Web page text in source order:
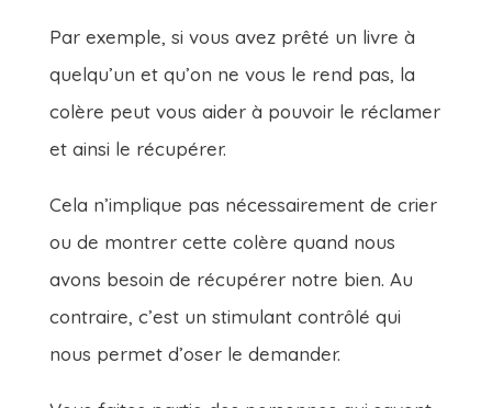
Par exemple, si vous avez prêté un livre à
quelqu’un et qu’on ne vous le rend pas, la
colère peut vous aider à pouvoir le réclamer
et ainsi le récupérer.
Cela n’implique pas nécessairement de crier
ou de montrer cette colère quand nous
avons besoin de récupérer notre bien. Au
contraire, c’est un stimulant contrôlé qui
nous permet d’oser le demander.